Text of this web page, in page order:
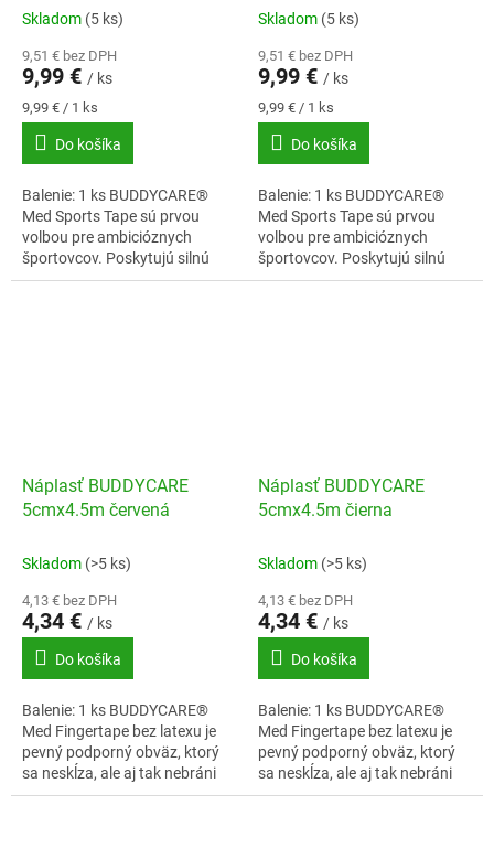
Skladom (5 ks)
9,51 € bez DPH
9,99 € / ks
Jednotková
cena:
9,99 € / 1 ks
Do košíka
Balenie: 1 ks BUDDYCARE®
Med Sports Tape sú prvou
volbou pre ambicióznych
športovcov. Poskytujú silnú
oporu pocas intenzívneho
Skladom (5 ks)
9,51 € bez DPH
9,99 € / ks
Jednotková
cena:
9,99 € / 1 ks
Do košíka
Balenie: 1 ks BUDDYCARE®
Med Sports Tape sú prvou
volbou pre ambicióznych
športovcov. Poskytujú silnú
oporu pocas intenzívneho
Náplasť BUDDYCARE
5cmx4.5m červená
Skladom (>5 ks)
4,13 € bez DPH
4,34 € / ks
Do košíka
Balenie: 1 ks BUDDYCARE®
Med Fingertape bez latexu je
pevný podporný obväz, ktorý
sa neskĺza, ale aj tak nebráni
prekrveniu.
Náplasť BUDDYCARE
5cmx4.5m čierna
Skladom (>5 ks)
4,13 € bez DPH
4,34 € / ks
Do košíka
Balenie: 1 ks BUDDYCARE®
Med Fingertape bez latexu je
pevný podporný obväz, ktorý
sa neskĺza, ale aj tak nebráni
prekrveniu.